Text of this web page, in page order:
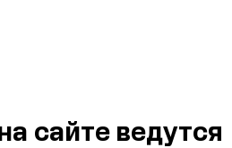
сайте ведутся